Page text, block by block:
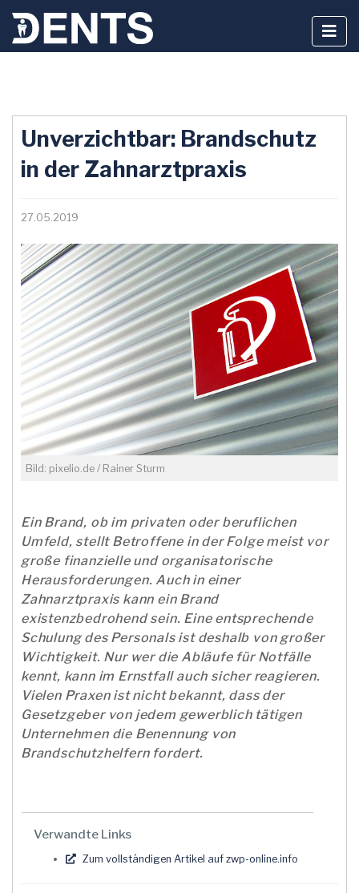
springen
Unverzichtbar: Brandschutz
in der Zahnarztpraxis
27.05.2019
Bild: pixelio.de / Rainer Sturm
Ein Brand, ob im privaten oder beruflichen
Umfeld, stellt Betroffene in der Folge meist vor
große finanzielle und organisatorische
Herausforderungen. Auch in einer
Zahnarztpraxis kann ein Brand
existenzbedrohend sein. Eine entsprechende
Schulung des Personals ist deshalb von großer
Wichtigkeit. Nur wer die Abläufe für Notfälle
kennt, kann im Ernstfall auch sicher reagieren.
Vielen Praxen ist nicht bekannt, dass der
Gesetzgeber von jedem gewerblich tätigen
Unternehmen die Benennung von
Brandschutzhelfern fordert.
Verwandte Links
Zum vollständigen Artikel auf zwp-online.info